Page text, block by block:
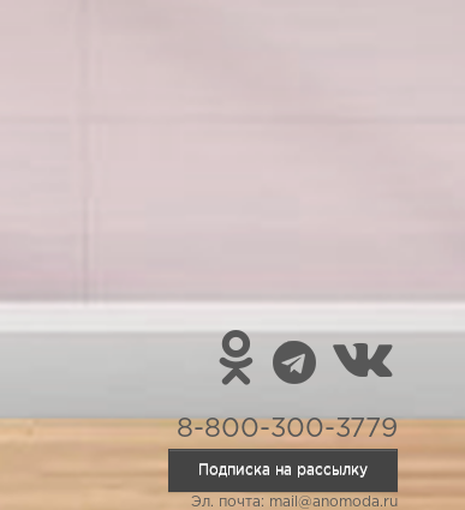
8-800-300-3779
Подписка на рассылку
Эл. почта: mail@anomoda.ru